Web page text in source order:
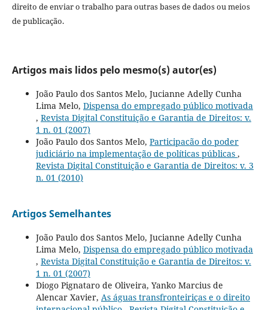
direito de enviar o trabalho para outras bases de dados ou meios
de publicação.
Artigos mais lidos pelo mesmo(s) autor(es)
João Paulo dos Santos Melo, Jucianne Adelly Cunha
Lima Melo, Dispensa do empregado público motivada
, Revista Digital Constituição e Garantia de Direitos: v.
1 n. 01 (2007)
João Paulo dos Santos Melo, Participacão do poder
judiciário na implementação de políticas públicas ,
Revista Digital Constituição e Garantia de Direitos: v. 3
n. 01 (2010)
Artigos Semelhantes
João Paulo dos Santos Melo, Jucianne Adelly Cunha
Lima Melo, Dispensa do empregado público motivada
, Revista Digital Constituição e Garantia de Direitos: v.
1 n. 01 (2007)
Diogo Pignataro de Oliveira, Yanko Marcius de
Alencar Xavier, As águas transfronteiriças e o direito